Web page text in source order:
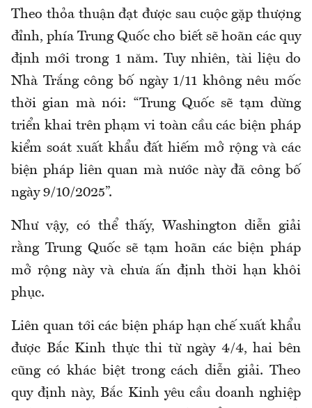
Theo thỏa thuận đạt được sau cuộc gặp thượng
đỉnh, phía Trung Quốc cho biết sẽ hoãn các quy
định mới trong 1 năm. Tuy nhiên, tài liệu do
Nhà Trắng công bố ngày 1/11 không nêu mốc
thời gian mà nói: “Trung Quốc sẽ tạm dừng
triển khai trên phạm vi toàn cầu các biện pháp
kiểm soát xuất khẩu đất hiếm mở rộng và các
biện pháp liên quan mà nước này đã công bố
ngày 9/10/2025”.
Như vậy, có thể thấy, Washington diễn giải
rằng Trung Quốc sẽ tạm hoãn các biện pháp
mở rộng này và chưa ấn định thời hạn khôi
phục.
Liên quan tới các biện pháp hạn chế xuất khẩu
được Bắc Kinh thực thi từ ngày 4/4, hai bên
cũng có khác biệt trong cách diễn giải. Theo
quy định này, Bắc Kinh yêu cầu doanh nghiệp